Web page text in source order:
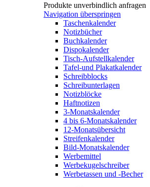
Produkte unverbindlich anfragen
Navigation überspringen
Taschenkalender
Notizbücher
Buchkalender
Dispokalender
Tisch-Aufstellkalender
Tafel-und Plakatkalender
Schreibblocks
Schreibunterlagen
Notizblöcke
Haftnotizen
3-Monatskalender
4 bis 6-Monatskalender
12-Monatsübersicht
Streifenkalender
Bild-Monatskalender
Werbemittel
Werbekugelschreiber
Werbetassen und -Becher